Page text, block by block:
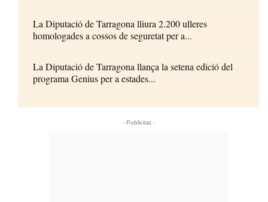
La Diputació de Tarragona lliura 2.200 ulleres
homologades a cossos de seguretat per a...
La Diputació de Tarragona llança la setena edició del
programa Genius per a estades...
- Publicitat -